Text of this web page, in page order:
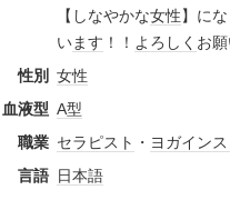
【しなやかな女性】に
います ！！ よろしく お
性別
女性
血液型 A型
職業 セラピスト ・ ヨガイン
言語 日本語